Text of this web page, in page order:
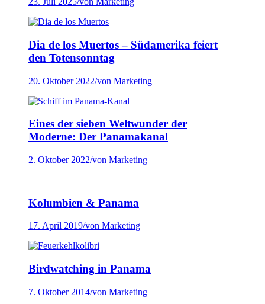
Dia de los Muertos – Südamerika feiert
den Totensonntag
20. Oktober 2022/von Marketing
Eines der sieben Weltwunder der
Moderne: Der Panamakanal
2. Oktober 2022/von Marketing
Kolumbien & Panama
17. April 2019/von Marketing
Birdwatching in Panama
7. Oktober 2014/von Marketing